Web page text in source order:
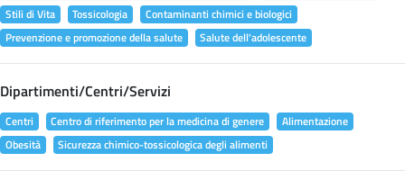
Stili di Vita
Tossicologia
Contaminanti chimici e biologici
Prevenzione e promozione della salute
Salute dell'adolescente
Dipartimenti/Centri/Servizi
Centri Centro di riferimento per la medicina di genere
Alimentazione
Obesità
Sicurezza chimico-tossicologica degli alimenti